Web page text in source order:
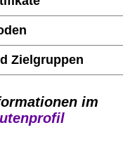
Zielgruppen
im